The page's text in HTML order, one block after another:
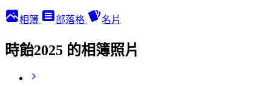
相簿 部落格 名片
時飴2025 的相簿照片